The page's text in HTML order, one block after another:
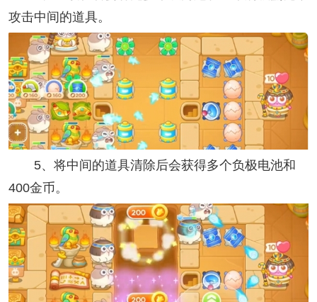
攻击中间的道具。
5、将中间的道具清除后会获得多个负极电池和
400金币。